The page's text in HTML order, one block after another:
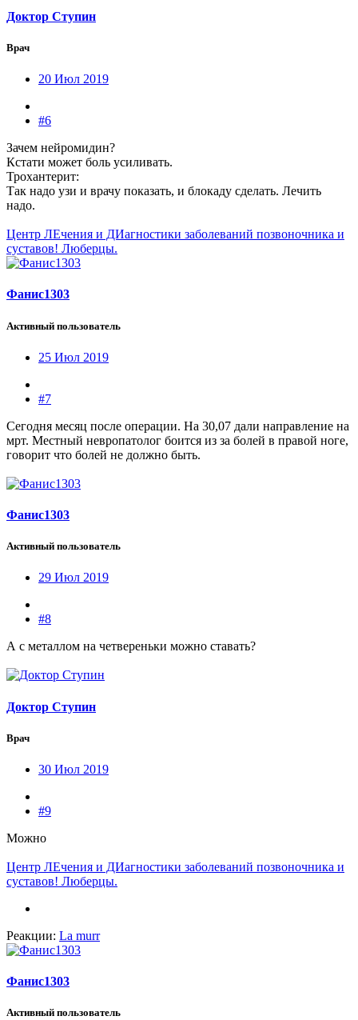
Доктор Ступин
Врач
20 Июл 2019
#6
Зачем нейромидин?
Кстати может боль усиливать.
Трохантерит:
Так надо узи и врачу показать, и блокаду сделать. Лечить
надо.
Центр ЛЕчения и ДИагностики заболеваний позвоночника и
суставов! Люберцы.
Фанис1303
Активный пользователь
25 Июл 2019
#7
Сегодня месяц после операции. На 30,07 дали направление на
мрт. Местный невропатолог боится из за болей в правой ноге,
говорит что болей не должно быть.
Фанис1303
Активный пользователь
29 Июл 2019
#8
А с металлом на четвереньки можно ставать?
Доктор Ступин
Врач
30 Июл 2019
#9
Можно
Центр ЛЕчения и ДИагностики заболеваний позвоночника и
суставов! Люберцы.
Реакции: La murr
Фанис1303
Активный пользователь